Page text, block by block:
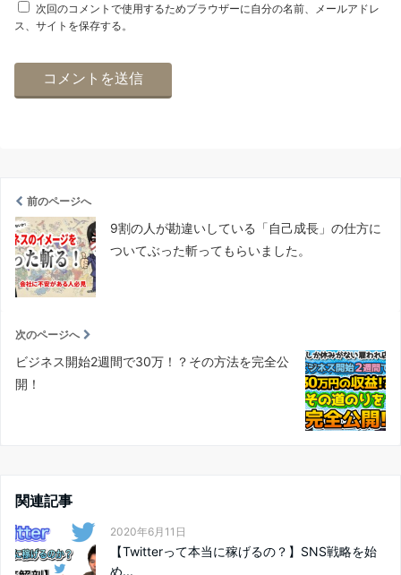
次回のコメントで使用するためブラウザーに自分の名前、メールアドレ
ス、サイトを保存する。
前のページへ
9割の人が勘違いしている「自己成長」の仕方に
ついてぶった斬ってもらいました。
次のページへ
ビジネス開始2週間で30万！？その方法を完全公
開！
関連記事
2020年6月11日
【Twitterって本当に稼げるの？】SNS戦略を始
め...